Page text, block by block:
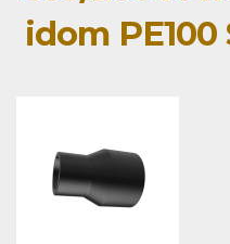
idom PE100